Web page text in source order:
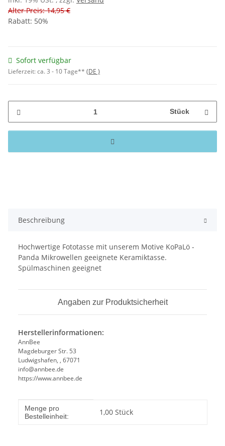
Alter Preis: 14,95 €
Rabatt: 50%
Sofort verfügbar
Lieferzeit:ca. 3 - 10 Tage** (DE )
Stück
Beschreibung
Hochwertige Fototasse mit unserem Motive KoPaLö -
Panda Mikrowellen geeignete Keramiktasse.
Spülmaschinen geeignet
Angaben zur Produktsicherheit
Herstellerinformationen:
AnnBee
Magdeburger Str. 53
Ludwigshafen, , 67071
info@annbee.de
https://www.annbee.de
Produkteigenschaft
Wert
Menge pro
Bestelleinheit:
1,00 Stück